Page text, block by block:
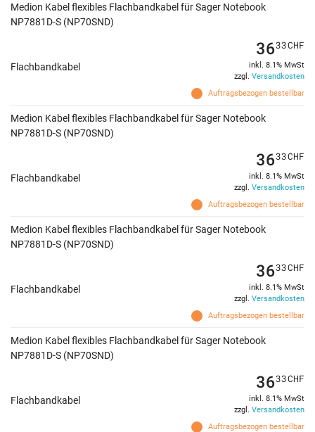
Medion Kabel flexibles Flachbandkabel für Sager Notebook
NP7881D-S (NP70SND)
Flachbandkabel
Auftragsbezogen bestellbar
3633CHF
inkl. 8.1% MwSt
zzgl. Versandkosten
Medion Kabel flexibles Flachbandkabel für Sager Notebook
NP7881D-S (NP70SND)
Flachbandkabel
Auftragsbezogen bestellbar
3633CHF
inkl. 8.1% MwSt
zzgl. Versandkosten
Medion Kabel flexibles Flachbandkabel für Sager Notebook
NP7881D-S (NP70SND)
Flachbandkabel
Auftragsbezogen bestellbar
3633CHF
inkl. 8.1% MwSt
zzgl. Versandkosten
Medion Kabel flexibles Flachbandkabel für Sager Notebook
NP7881D-S (NP70SND)
Flachbandkabel
Auftragsbezogen bestellbar
3633CHF
inkl. 8.1% MwSt
zzgl. Versandkosten